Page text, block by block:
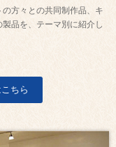
方々との共同制作品、キ
品を、テーマ別に紹介し
ちら